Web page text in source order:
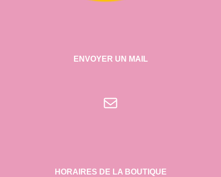
ENVOYER UN MAIL
E-mail
HORAIRES DE LA BOUTIQUE